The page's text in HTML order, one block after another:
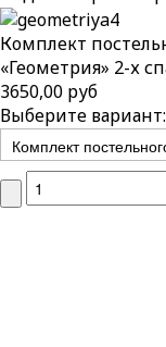
Комплект
«Геометрия» 2-х
3650,00 руб
Выберите вариант: